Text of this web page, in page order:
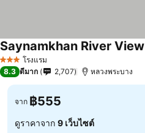
3 ดาว โรงแรม
Saynamkhan River View
8.3 ดีมาก 2,707 หลวงพระบาง
จาก ฿555
ดูราคาจาก 9 เว็บไซต์